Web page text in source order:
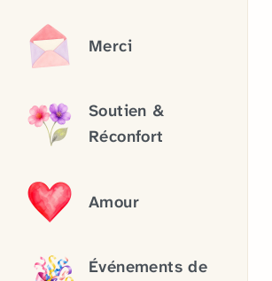
Merci
Soutien &
Réconfort
Amour
Événements de